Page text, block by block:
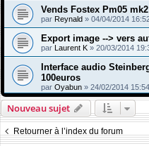
Vends Fostex Pm05 mk2
par Reynald » 04/04/2014
Export image --> vers
par Laurent K » 20/03/2014
Interface audio
100euros
par Oyabun » 24/02/2014
Nouveau sujet
Retourner à l’index du forum